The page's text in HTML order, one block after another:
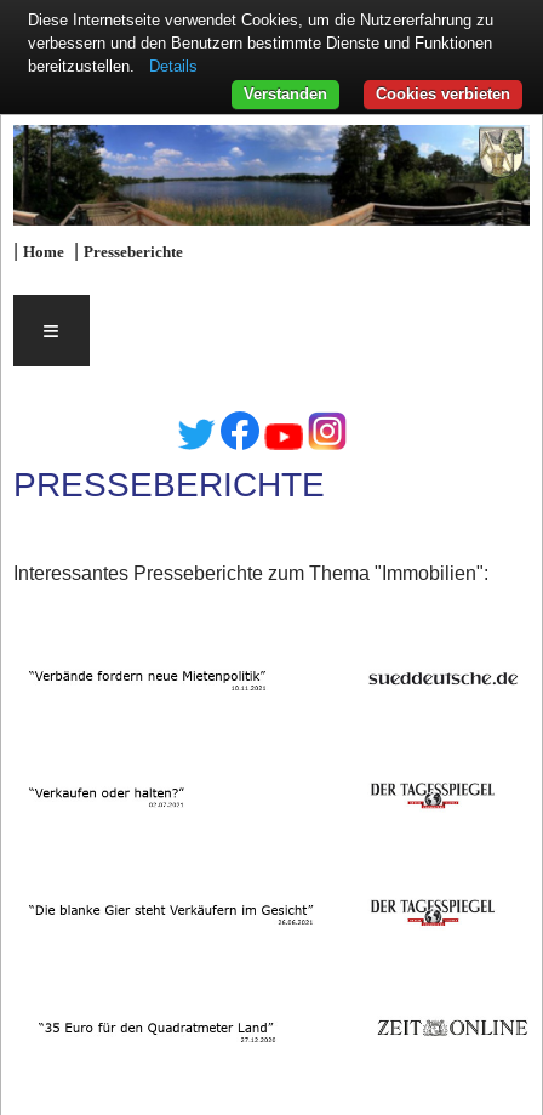
|Home |Presseberichte
≡
PRESSEBERICHTE
Interessantes Presseberichte zum Thema "Immobilien":
Diese Internetseite verwendet Cookies, um die Nutzererfahrung zu
verbessern und den Benutzern bestimmte Dienste und Funktionen
bereitzustellen.
Details
Cookies verbieten
Verstanden